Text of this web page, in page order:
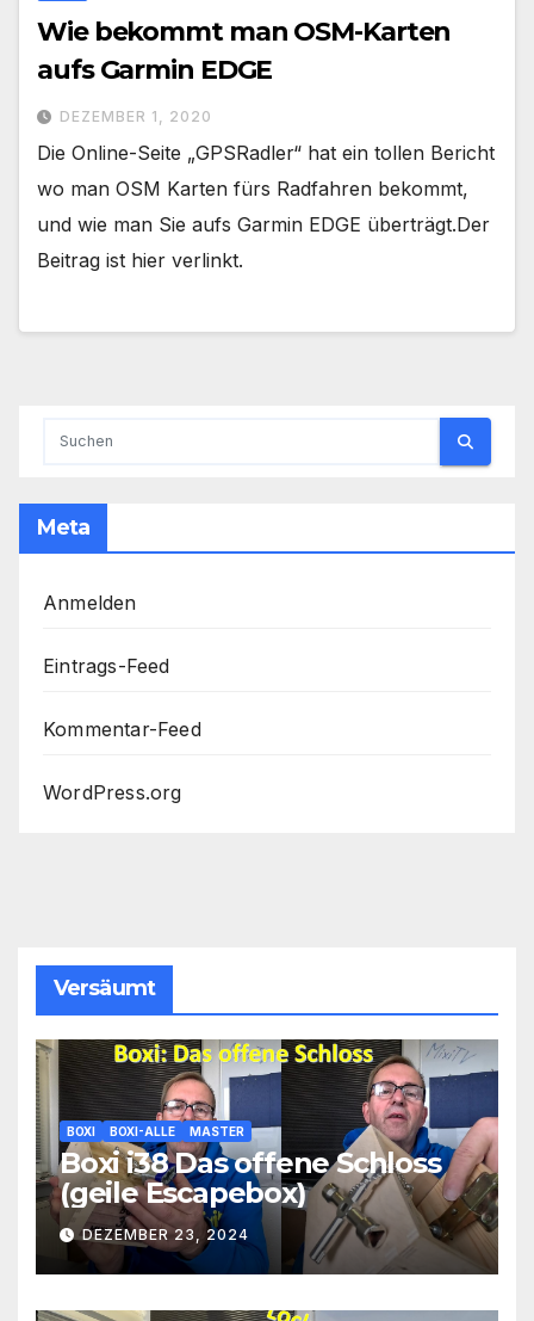
Wie bekommt man OSM-Karten
aufs Garmin EDGE
DEZEMBER 1, 2020
Die Online-Seite „GPSRadler“ hat ein tollen Bericht
wo man OSM Karten fürs Radfahren bekommt,
und wie man Sie aufs Garmin EDGE überträgt.Der
Beitrag ist hier verlinkt.
Meta
Anmelden
Eintrags-Feed
Kommentar-Feed
WordPress.org
Versäumt
BOXI BOXI-ALLE MASTER
Boxi i38 Das offene Schloss
(geile Escapebox)
DEZEMBER 23, 2024